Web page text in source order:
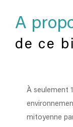
a
de ce
À seulement
mitoyenne